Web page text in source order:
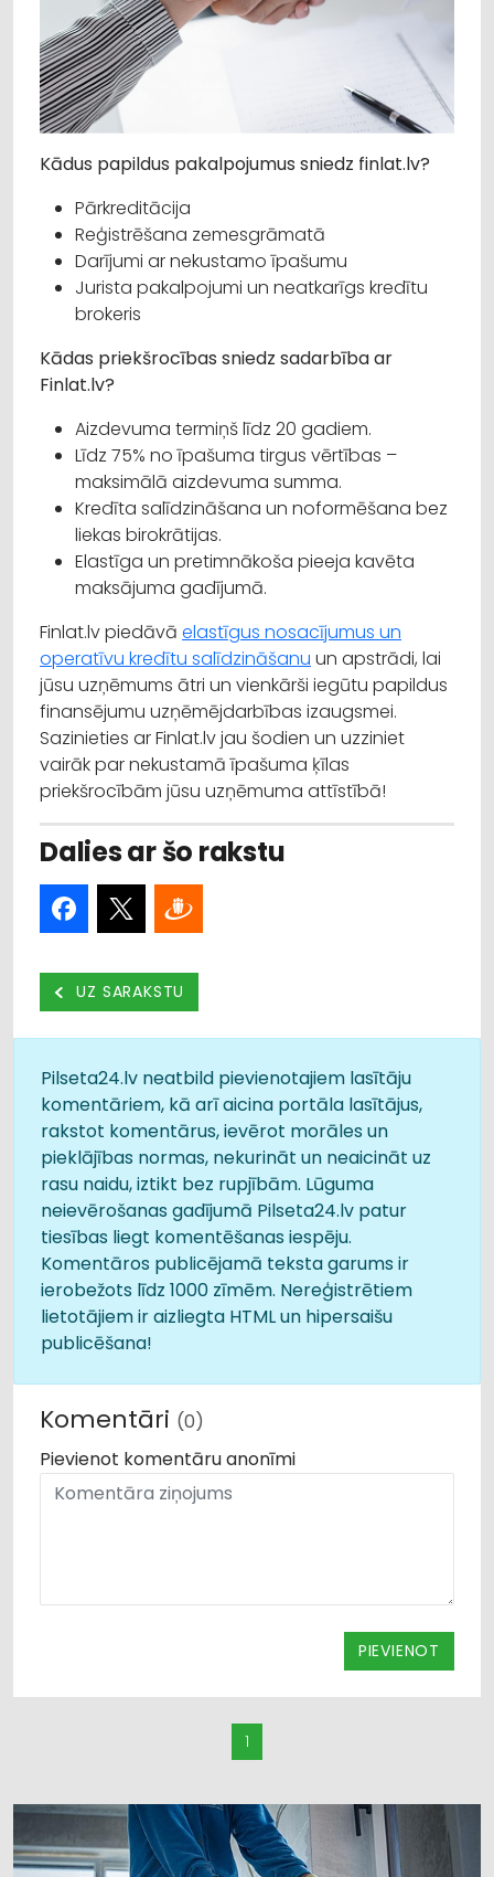
Kādus papildus pakalpojumus sniedz finlat.lv?
Pārkreditācija
Reģistrēšana zemesgrāmatā
Darījumi ar nekustamo īpašumu
Jurista pakalpojumi un neatkarīgs kredītu
brokeris
Kādas priekšrocības sniedz sadarbība ar
Finlat.lv?
Aizdevuma termiņš līdz 20 gadiem.
Līdz 75% no īpašuma tirgus vērtības –
maksimālā aizdevuma summa.
Kredīta salīdzināšana un noformēšana bez
liekas birokrātijas.
Elastīga un pretimnākoša pieeja kavēta
maksājuma gadījumā.
Finlat.lv piedāvā elastīgus nosacījumus un
operatīvu kredītu salīdzināšanu un apstrādi, lai
jūsu uzņēmums ātri un vienkārši iegūtu papildus
finansējumu uzņēmējdarbības izaugsmei.
Sazinieties ar Finlat.lv jau šodien un uzziniet
vairāk par nekustamā īpašuma ķīlas
priekšrocībām jūsu uzņēmuma attīstībā!
Dalies ar šo rakstu
UZ SARAKSTU
Pilseta24.lv neatbild pievienotajiem lasītāju
komentāriem, kā arī aicina portāla lasītājus,
rakstot komentārus, ievērot morāles un
pieklājības normas, nekurināt un neaicināt uz
rasu naidu, iztikt bez rupjībām. Lūguma
neievērošanas gadījumā Pilseta24.lv patur
tiesības liegt komentēšanas iespēju.
Komentāros publicējamā teksta garums ir
ierobežots līdz 1000 zīmēm. Nereģistrētiem
lietotājiem ir aizliegta HTML un hipersaišu
publicēšana!
Komentāri (0)
Pievienot komentāru anonīmi
PIEVIENOT
1